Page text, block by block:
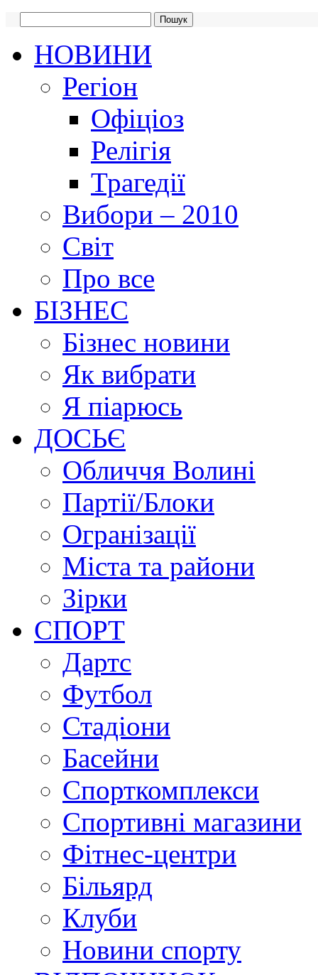
НОВИНИ
Регіон
Офіціоз
Релігія
Трагедії
Вибори – 2010
Світ
Про все
БІЗНЕС
Бізнес новини
Як вибрати
Я піарюсь
ДОСЬЄ
Обличчя Волині
Партії/Блоки
Огранізації
Міста та райони
Зірки
СПОРТ
Дартс
Футбол
Стадіони
Басейни
Спорткомплекси
Спортивні магазини
Фітнес-центри
Більярд
Клуби
Новини спорту